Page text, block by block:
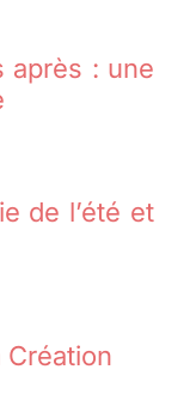
après : une
de l’été et
Création